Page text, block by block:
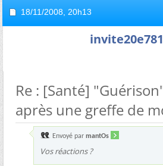
18/11/2008, 20h13
Re : [Santé]
après une greffe de
Envoyé par mantOs
Vos réactions ?